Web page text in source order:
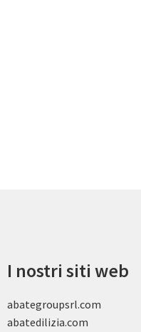
I nostri siti web
abategroupsrl.com
abatedilizia.com